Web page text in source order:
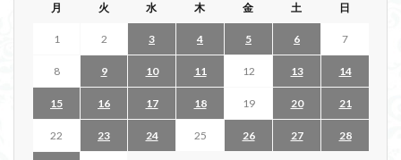
月 火 水 木 金 土 日
1 2 3 4 5 6 7
8 9 10 11 12 13 14
15 16 17 18 19 20 21
22 23 24 25 26 27 28